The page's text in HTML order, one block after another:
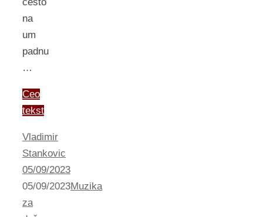
na
um
padnu
…
Ceo
tekst
Vladimir
Stankovic
05/09/2023
05/09/2023Muzika
za